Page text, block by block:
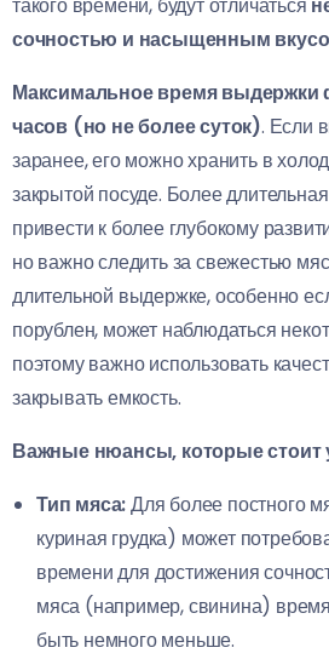
сочностью и насыщенным
Максимальное время
часов (но не более суток). Если
заранее, его можно хранить в
закрытой посуде. Более
привести к более глубокому
но важно следить за свежестью
длительной выдержке, особенно
порублен, может наблюдаться
поэтому важно использовать
закрывать емкость.
Важные нюансы, которые стоит
Тип мяса:Для более постного
куриная грудка) может
времени для достижения
мяса (например, свинина)
быть немного меньше.